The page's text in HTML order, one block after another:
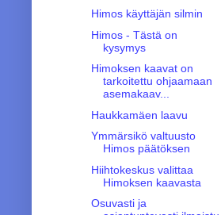
Himos käyttäjän silmin
Himos - Tästä on
kysymys
Himoksen kaavat on
tarkoitettu ohjaamaan
asemakaav...
Haukkamäen laavu
Ymmärsikö valtuusto
Himos päätöksen
Hiihtokeskus valittaa
Himoksen kaavasta
Osuvasti ja